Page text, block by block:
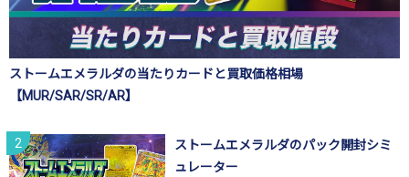
ストームエメラルダの当たりカードと買取価格相場
【MUR/SAR/SR/AR】
ストームエメラルダのパック開封シミ
ュレーター